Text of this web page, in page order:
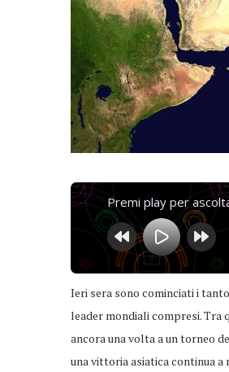
Premi play per
Ieri sera sono cominciati i
leader mondiali compresi. Tra
ancora una volta a un torneo
una vittoria asiatica continua